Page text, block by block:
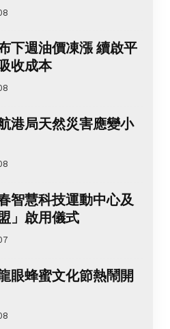
下週油價凍漲 續啟平
收成本
港局天然災害應變小
智慧科技運動中心及
」啟用儀式
眼蜂蜜文化節熱鬧開